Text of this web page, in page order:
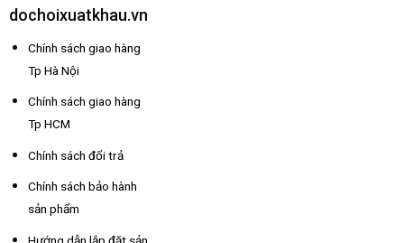
dochoixuatkhau.vn
Chính sách giao hàng
Tp Hà Nội
Chính sách giao hàng
Tp HCM
Chính sách đổi trả
Chính sách bảo hành
sản phẩm